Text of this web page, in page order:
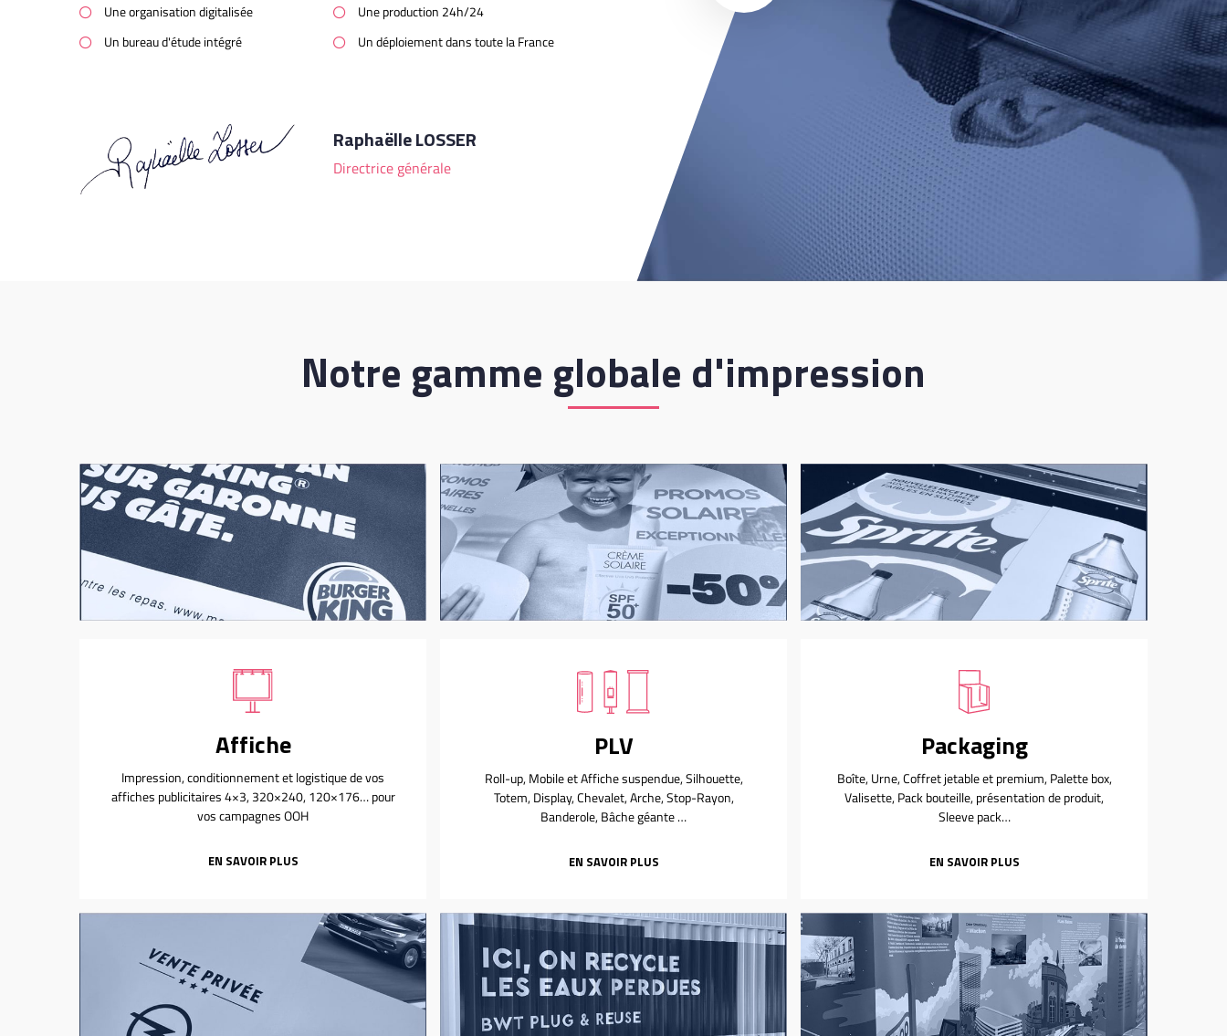
Une organisation digitalisée
Un bureau d'étude intégré
Une production 24h/24
Un déploiement dans toute la France
Raphaëlle LOSSER
Directrice générale
Notre gamme globale d'impression
Affiche
Impression, conditionnement et logistique de vos
affiches publicitaires 4×3, 320×240, 120×176… pour
vos campagnes OOH
EN SAVOIR PLUS
PLV
Roll-up, Mobile et Affiche suspendue, Silhouette,
Totem, Display, Chevalet, Arche, Stop-Rayon,
Banderole, Bâche géante …
EN SAVOIR PLUS
Packaging
Boîte, Urne, Coffret jetable et premium, Palette box,
Valisette, Pack bouteille, présentation de produit,
Sleeve pack…
EN SAVOIR PLUS